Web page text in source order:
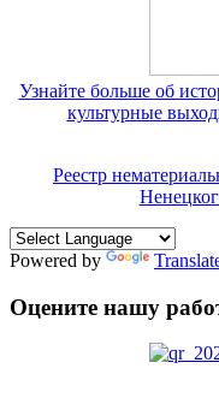
Узнайте больше об
культурные
Реестр
Powered by
Оцените нашу